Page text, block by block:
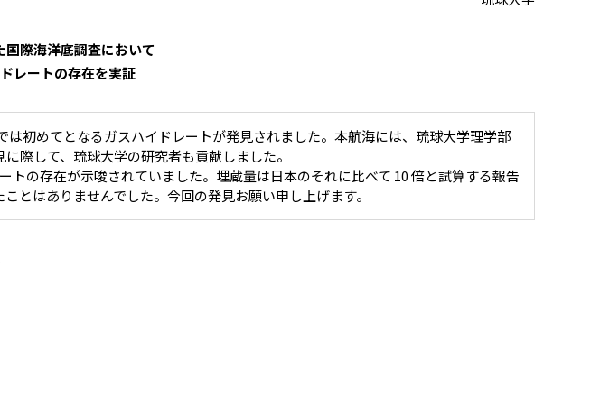
際海洋底調査において
レートの存在を実証
初めてとなるガスハイドレートが発見されました。本航海には、琉球大学理学部
際して、琉球大学の研究者も貢献しました。
の存在が示唆されていました。埋蔵量は日本のそれに比べて 10 倍と試算する報告
とはありませんでした。今回の発見お願い申し上げます。